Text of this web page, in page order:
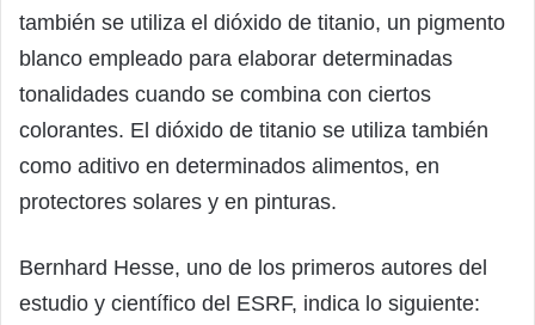
también se utiliza el dióxido de titanio, un pigmento
blanco empleado para elaborar determinadas
tonalidades cuando se combina con ciertos
colorantes. El dióxido de titanio se utiliza también
como aditivo en determinados alimentos, en
protectores solares y en pinturas.
Bernhard Hesse, uno de los primeros autores del
estudio y científico del ESRF, indica lo siguiente: